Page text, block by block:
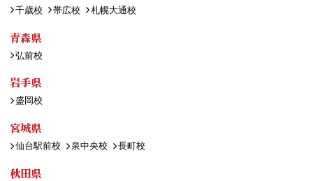
千歳校
帯広校 札幌大通校
青森県
弘前校
岩手県
盛岡校
宮城県
仙台駅前校 泉中央校 長町校
秋田県